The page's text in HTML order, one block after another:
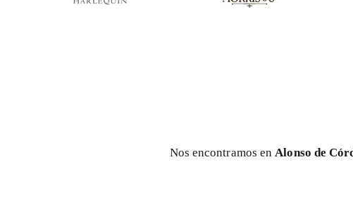
Nos encontramos en Alonso de